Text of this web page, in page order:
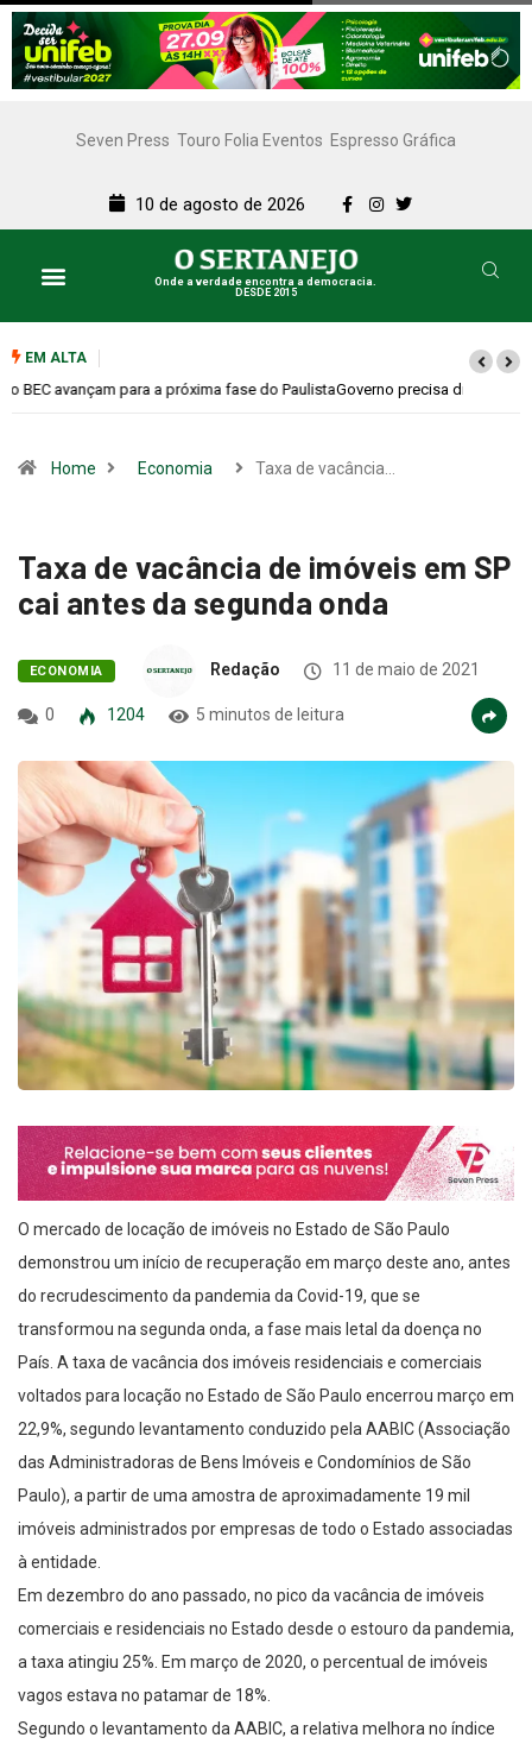
Seven Press Touro Folia Eventos Espresso Gráfica
10 de agosto de 2026
Onde a verdade encontra a democracia.
DESDE 2015
EM ALTA
cai antes da segunda onda
0 1204 5 minutos de leitura
O mercado de locação de imóveis no Estado de São Paulo
demonstrou um início de recuperação em março deste ano, antes
do recrudescimento da pandemia da Covid-19, que se
transformou na segunda onda, a fase mais letal da doença no
País. A taxa de vacância dos imóveis residenciais e comerciais
voltados para locação no Estado de São Paulo encerrou março em
22,9%, segundo levantamento conduzido pela AABIC (Associação
das Administradoras de Bens Imóveis e Condomínios de São
Paulo), a partir de uma amostra de aproximadamente 19 mil
imóveis administrados por empresas de todo o Estado associadas
à entidade.
Em dezembro do ano passado, no pico da vacância de imóveis
comerciais e residenciais no Estado desde o estouro da pandemia,
a taxa atingiu 25%. Em março de 2020, o percentual de imóveis
vagos estava no patamar de 18%.
Segundo o levantamento da AABIC, a relativa melhora no índice
de vacância foi puxada pela locação de imóveis comerciais. Em